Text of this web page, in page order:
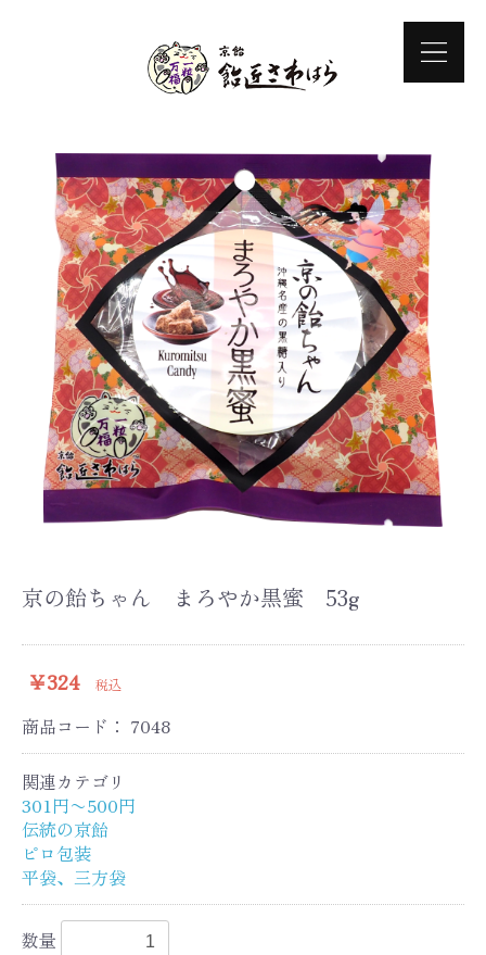
京の飴ちゃん まろやか黒蜜 53g
￥324 税込
商品コード： 7048
関連カテゴリ
301円〜500円
伝統の京飴
ピロ包装
平袋、三方袋
数量